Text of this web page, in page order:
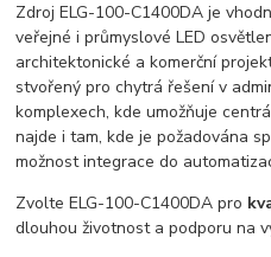
Zdroj ELG-100-C1400DA je
veřejné i průmyslové LED
architektonické a komerční
stvořený pro chytrá řešení v
komplexech, kde umožňuje
najde i tam, kde je požadována
možnost integrace do
Zvolte ELG-100-C1400DA pro
dlouhou životnost a podporu na